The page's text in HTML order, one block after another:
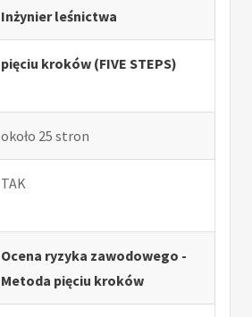
Inżynier leśnictwa
pięciu kroków (FIVE STEPS)
około 25 stron
TAK
Ocena ryzyka zawodowego -
Metoda pięciu kroków